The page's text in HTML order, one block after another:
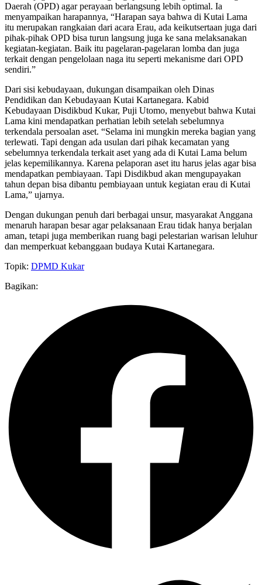
Daerah (OPD) agar perayaan berlangsung lebih optimal. Ia
menyampaikan harapannya, “Harapan saya bahwa di Kutai Lama
itu merupakan rangkaian dari acara Erau, ada keikutsertaan juga dari
pihak-pihak OPD bisa turun langsung juga ke sana melaksanakan
kegiatan-kegiatan. Baik itu pagelaran-pagelaran lomba dan juga
terkait dengan pengelolaan naga itu seperti mekanisme dari OPD
sendiri.”
Dari sisi kebudayaan, dukungan disampaikan oleh Dinas
Pendidikan dan Kebudayaan Kutai Kartanegara. Kabid
Kebudayaan Disdikbud Kukar, Puji Utomo, menyebut bahwa Kutai
Lama kini mendapatkan perhatian lebih setelah sebelumnya
terkendala persoalan aset. “Selama ini mungkin mereka bagian yang
terlewati. Tapi dengan ada usulan dari pihak kecamatan yang
sebelumnya terkendala terkait aset yang ada di Kutai Lama belum
jelas kepemilikannya. Karena pelaporan aset itu harus jelas agar bisa
mendapatkan pembiayaan. Tapi Disdikbud akan mengupayakan
tahun depan bisa dibantu pembiayaan untuk kegiatan erau di Kutai
Lama,” ujarnya.
Dengan dukungan penuh dari berbagai unsur, masyarakat Anggana
menaruh harapan besar agar pelaksanaan Erau tidak hanya berjalan
aman, tetapi juga memberikan ruang bagi pelestarian warisan leluhur
dan memperkuat kebanggaan budaya Kutai Kartanegara.
Topik: DPMD Kukar
Bagikan: